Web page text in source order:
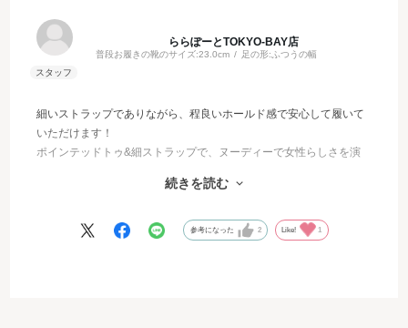
ららぽーとTOKYO-BAY店
普段お履きの靴のサイズ:23.0cm 足の形:ふつうの幅
細いストラップでありながら、程良いホールド感で安心して履いて
いただけます！
ポインテッドトゥ&細ストラップで、ヌーディーで女性らしさを演
約5㎝ヒールでもフレアヒールで安定感があるので、おでかけの際
続きを読む
参考になった 2 Like! 1